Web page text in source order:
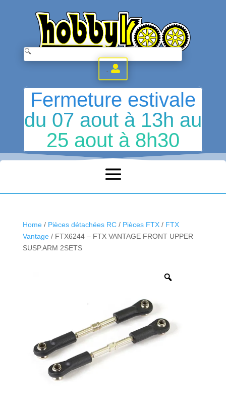
.
Fermeture estivale
du 07 aout à 13h au
25 aout à 8h30
Home/ Pièces détachées RC/ Pièces FTX/ FTX
Vantage/ FTX6244 – FTX VANTAGE FRONT UPPER
SUSP.ARM 2SETS